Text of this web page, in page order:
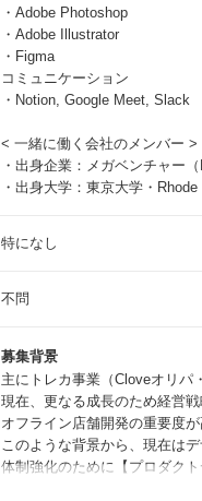
・Adobe Photoshop
・Adobe Illustrator
・Figma
コミュニケーション
・Notion, Google Meet, Slack
< 一緒に働く会社のメンバー >
・出身企業：メガベンチャー
・出身大学：東京大学・
特になし
不問
募集背景
主にトレカ事業（Cloveオリパ
現在、更なる成長のため経営
オフライン店舗開発の重要度が
このような背景から、現在は
体制強化のために【プロダク